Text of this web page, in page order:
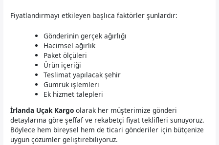
Fiyatlandırmayı etkileyen başlıca faktörler şunlardır:
Gönderinin gerçek ağırlığı
Hacimsel ağırlık
Paket ölçüleri
Ürün içeriği
Teslimat yapılacak şehir
Gümrük işlemleri
Ek hizmet talepleri
İrlanda Uçak Kargo olarak her müşterimize gönderi
detaylarına göre şeffaf ve rekabetçi fiyat teklifleri sunuyoruz.
Böylece hem bireysel hem de ticari gönderiler için bütçenize
uygun çözümler geliştirebiliyoruz.